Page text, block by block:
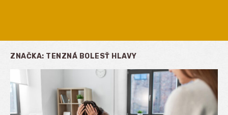
ZNAČKA: TENZNÁ BOLESŤ HLAVY